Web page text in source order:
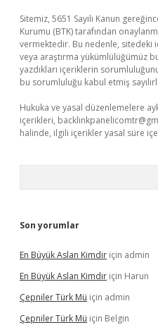
Sitemiz, 5651 Sayılı Kanun
Kurumu (BTK) tarafından
vermektedir. Bu nedenle,
veya araştırma yükümlülüğümüz
yazdıkları içeriklerin
bu sorumluluğu kabul etmiş
Hukuka ve yasal düzenlemelere
içerikleri,
halinde, ilgili içerikler yasal süre
Son yorumlar
En Büyük Aslan Kimdir için admin
En Büyük Aslan Kimdir için Harun
Çepniler Türk Mü için admin
Çepniler Türk Mü için Belgin